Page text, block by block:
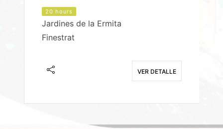
20 hours
Jardines de la Ermita
Finestrat
VER DETALLE